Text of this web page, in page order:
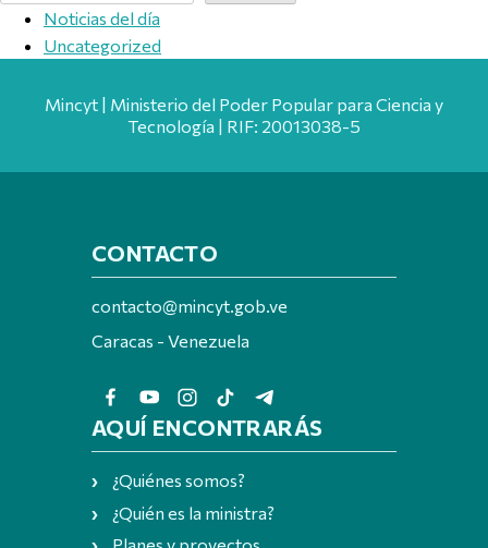
Noticias del día
Uncategorized
Mincyt | Ministerio del Poder Popular para Ciencia y
Tecnología | RIF: 20013038-5
CONTACTO
contacto@mincyt.gob.ve
Caracas - Venezuela
AQUÍ ENCONTRARÁS
¿Quiénes somos?
¿Quién es la ministra?